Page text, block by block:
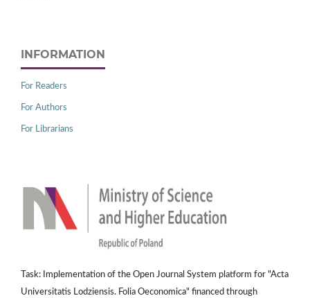
INFORMATION
For Readers
For Authors
For Librarians
Task: Implementation of the Open Journal System platform for "Acta
Universitatis Lodziensis. Folia Oeconomica" financed through